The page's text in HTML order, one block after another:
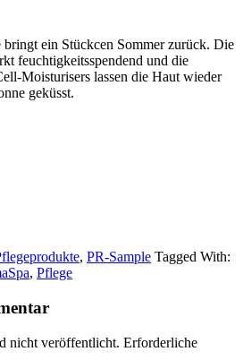
ein Stückcen Sommer zurück. Die
feuchtigkeitsspendend und die
Moisturisers lassen die Haut wieder
geküsst.
, PR-Sample Tagged With:
, Pflege
nicht veröffentlicht. Erforderliche